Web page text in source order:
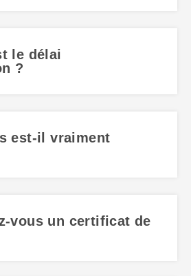
le délai
?
est-il vraiment
vous un certificat de